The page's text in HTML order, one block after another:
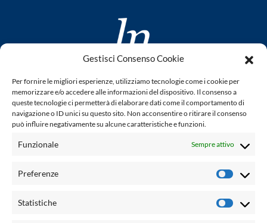
Gestisci Consenso Cookie
Per fornire le migliori esperienze, utilizziamo tecnologie come i cookie per
memorizzare e/o accedere alle informazioni del dispositivo. Il consenso a
queste tecnologie ci permetterà di elaborare dati come il comportamento di
navigazione o ID unici su questo sito. Non acconsentire o ritirare il consenso
può influire negativamente su alcune caratteristiche e funzioni.
Funzionale Sempre attivo
Preferenze
Statistiche
www.laletteraturaenoi.it
fondato da Romano Luperini
Questo blog non rappresenta una testata giornalistica in
quanto viene aggiornato senza alcuna periodicità. Non può
legge n° 62 del 7.03.2001. L'autore non è responsabile per